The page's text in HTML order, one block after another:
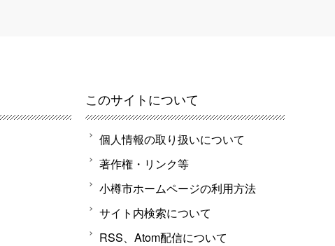
このサイトについて
個人情報の取り扱いについて
著作権・リンク等
小樽市ホームページの利用方法
サイト内検索について
RSS、Atom配信について